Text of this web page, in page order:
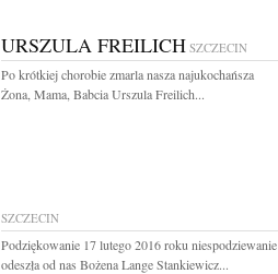
URSZULA FREILICH SZCZECIN
Po krótkiej chorobie zmarla nasza najukochańsza
Żona, Mama, Babcia Urszula Freilich...
SZCZECIN
Podziękowanie 17 lutego 2016 roku niespodziewanie
odeszła od nas Bożena Lange Stankiewicz...